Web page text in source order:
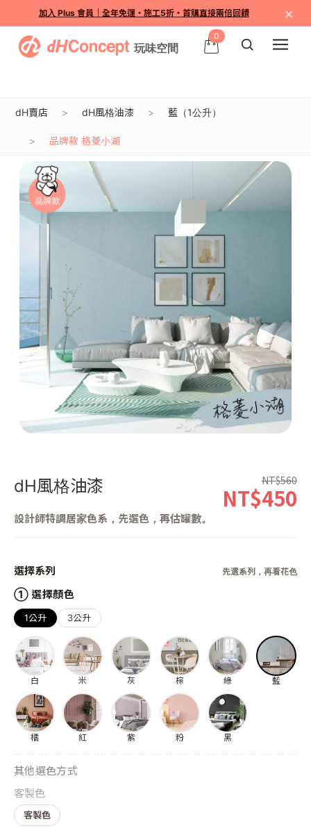
加入 Plus 會員｜全年免運・施工5折・首購直接兩倍回饋 ×
0
dH賣店 dH風格油漆 藍（1公升）
品牌款 格菱小湖
dH風格油漆
設計師特調居家色系，先選色，再估罐數。
NT$560
NT$450
選擇系列 先選系列，再看花色
① 選擇顏色
1公升 3公升
白 米 灰 棕 綠 藍
橘 紅 紫 粉 黑
其他選色方式
客製色
客製色